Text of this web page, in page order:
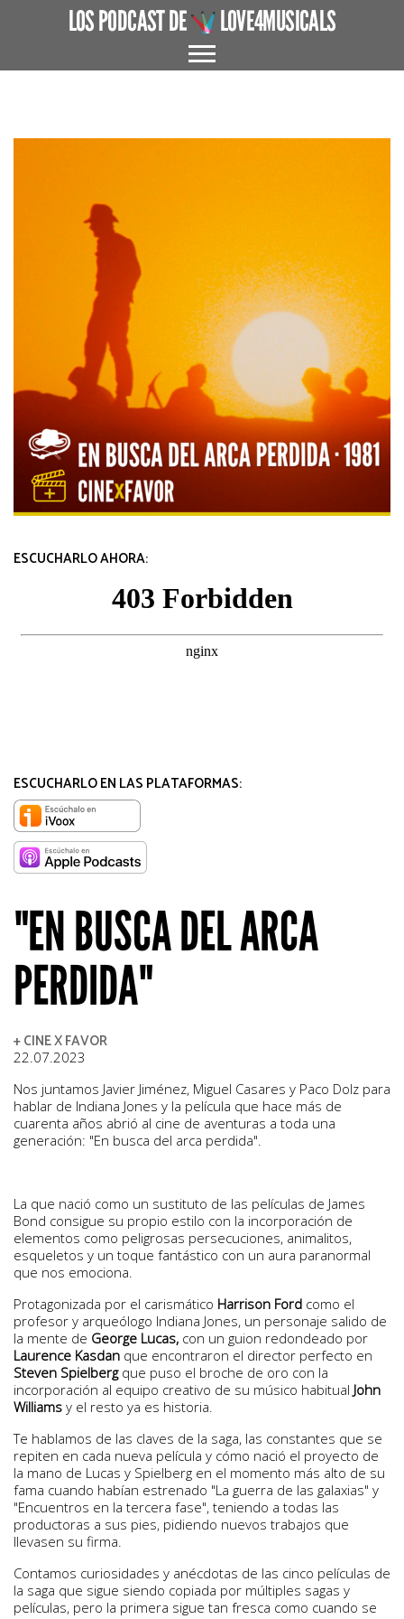
LOS PODCAST DE LOVE4MUSICALS
CUÉNTAME UN MUSICAL
GRANDES AUTORES
PROTAGONISTAS
+ CINE X FAVOR
VARIOS
ESCUCHARLO AHORA:
ESCUCHARLO EN LAS PLATAFORMAS:
"EN BUSCA DEL ARCA
PERDIDA"
+ CINE X FAVOR
22.07.2023
Nos juntamos Javier Jiménez, Miguel Casares y Paco Dolz para
hablar de Indiana Jones y la película que hace más de
cuarenta años abrió al cine de aventuras a toda una
generación: "En busca del arca perdida".
La que nació como un sustituto de las películas de James
Bond consigue su propio estilo con la incorporación de
elementos como peligrosas persecuciones, animalitos,
esqueletos y un toque fantástico con un aura paranormal
que nos emociona.
Protagonizada por el carismático Harrison Ford como el
profesor y arqueólogo Indiana Jones, un personaje salido de
la mente de George Lucas, con un guion redondeado por
Laurence Kasdan que encontraron el director perfecto en
Steven Spielbergque puso el broche de oro con la
incorporación al equipo creativo de su músico habitual John
Williams y el resto ya es historia.
Te hablamos de las claves de la saga, las constantes que se
repiten en cada nueva película y cómo nació el proyecto de
la mano de Lucas y Spielberg en el momento más alto de su
fama cuando habían estrenado "La guerra de las galaxias" y
"Encuentros en la tercera fase", teniendo a todas las
productoras a sus pies, pidiendo nuevos trabajos que
llevasen su firma.
Contamos curiosidades y anécdotas de las cinco películas de
la saga que sigue siendo copiada por múltiples sagas y
películas, pero la primera sigue tan fresca como cuando se